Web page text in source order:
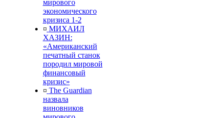
мирового
экономического
кризиса 1-2
¤ МИХАИЛ
ХАЗИН:
«Американский
печатный станок
породил мировой
финансовый
кризис»
¤ The Guardian
назвала
виновников